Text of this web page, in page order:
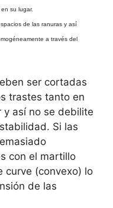
su lugar.
de las ranuras y así
a través del
ser cortadas
trastes tanto en
y así no se debilite
Si las
con el martillo
curve (convexo) lo
de las